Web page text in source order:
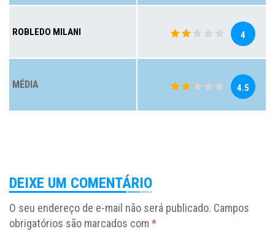
ROBLEDO MILANI 4
MÉDIA 4.5
DEIXE UM COMENTÁRIO
O seu endereço de e-mail não será publicado. Campos
obrigatórios são marcados com *